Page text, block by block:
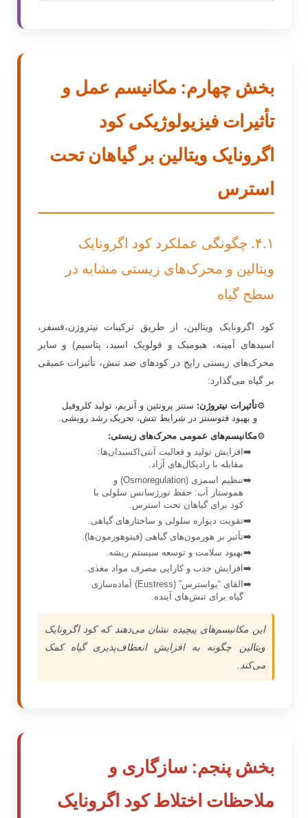
بخش چهارم: مکانیسم عمل و
تأثیرات فیزیولوژیکی کود
اگرونایک ویتالین بر گیاهان تحت
استرس
۴.۱. چگونگی عملکرد کود اگرونایک
ویتالین و محرک‌های زیستی مشابه در
سطح گیاه
کود اگرونایک ویتالین، از طریق ترکیبات نیتروژن،فسفر،
اسیدهای آمینه، هیومیک و فولویک اسید، پتاسیم) و سایر
محرک‌های زیستی رایج در کودهای ضد تنش، تأثیرات عمیقی
بر گیاه می‌گذارد:
تأثیرات نیتروژن: سنتز پروتئین و آنزیم، تولید کلروفیل
و بهبود فتوسنتز در شرایط تنش، تحریک رشد رویشی.
مکانیسم‌های عمومی محرک‌های زیستی:
افزایش تولید و فعالیت آنتی‌اکسیدان‌ها:
مقابله با رادیکال‌های آزاد.
تنظیم اسمزی (Osmoregulation) و
هموستاز آب: حفظ تورژسانس سلولی با
کود برای گیاهان تحت استرس.
تقویت دیواره سلولی و ساختارهای گیاهی.
تأثیر بر هورمون‌های گیاهی (فیتوهورمون‌ها).
بهبود سلامت و توسعه سیستم ریشه.
افزایش جذب و کارایی مصرف مواد مغذی.
القای “یواسترس” (Eustress) آماده‌سازی
گیاه برای تنش‌های آینده.
این مکانیسم‌های پیچیده نشان می‌دهند که کود اگرونایک
ویتالین چگونه به افزایش انعطاف‌پذیری گیاه کمک
می‌کند.
بخش پنجم: سازگاری و
ملاحظات اختلاط کود اگرونایک